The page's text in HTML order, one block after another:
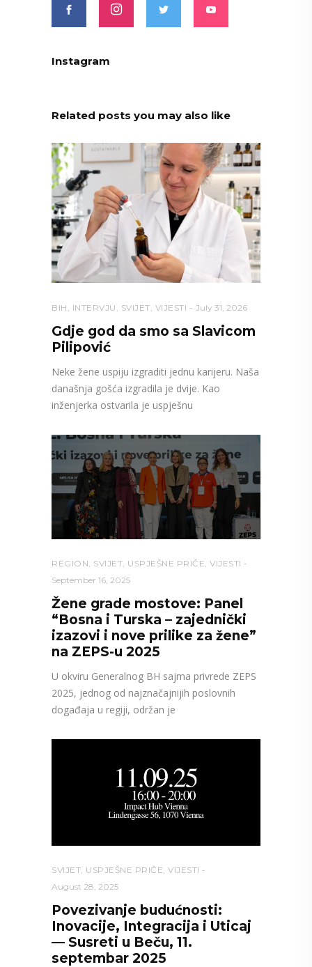
Instagram
Related posts you may also like
BIH , INTERVJU , SVIJET, VIJESTI July 31, 2026
Gdje god da smo sa Slavicom
Pilipović
Neke žene uspiju izgraditi jednu karijeru. Naša
današnja gošća izgradila je dvije. Kao
inženjerka ostvarila je uspješnu
REGION, SVIJET, USPJEŠNE PRIČE, VIJESTI
September 16, 2025
Žene grade mostove: Panel
“Bosna i Turska – zajednički
izazovi i nove prilike za žene”
na ZEPS-u 2025
U okviru Generalnog BH sajma privrede ZEPS
2025, jednog od najznačajnijih poslovnih
događaja u regiji, održan je
SVIJET USPJEŠNE PRIČE VIJESTI
August 28, 2025
Povezivanje budućnosti:
Inovacije, Integracija i Uticaj
— Susreti u Beču, 11.
septembar 2025